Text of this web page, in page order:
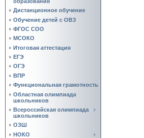
Дистанционное обучение
Обучение детей с ОВЗ
ФГОС СОО
МСОКО
Итоговая аттестация
ЕГЭ
ОГЭ
ВПР
Функциональная грамотность
Областная олимпиада
школьников
Всероссийская олимпиада
школьников
ОЗШ
НОКО